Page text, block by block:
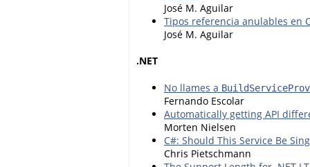
José M. Aguilar
Tipos referencia anulables en
José M. Aguilar
.NET
No llames a
Fernando Escolar
Automatically getting API
Morten Nielsen
C#: Should This Service Be
Chris Pietschmann